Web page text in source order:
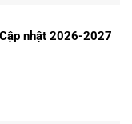
nhật 2026-2027